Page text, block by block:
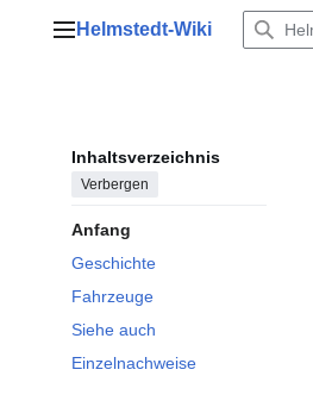
Hauptmenü
Helmstedt-Wiki
Inhaltsverzeichnis
Verbergen
Anfang
Geschichte
Fahrzeuge
Siehe auch
Einzelnachweise